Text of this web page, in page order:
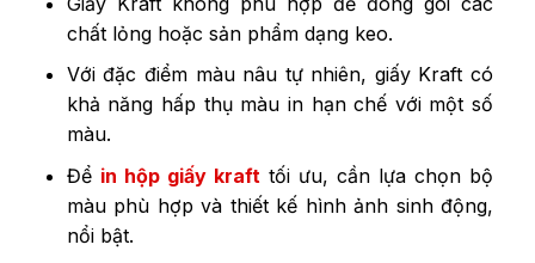
chất lỏng hoặc sản phẩm dạng keo.
Với đặc điểm màu nâu tự nhiên, giấy Kraft có
khả năng hấp thụ màu in hạn chế với một số
màu.
Để in hộp giấy kraft tối ưu, cần lựa chọn bộ
màu phù hợp và thiết kế hình ảnh sinh động,
nổi bật.